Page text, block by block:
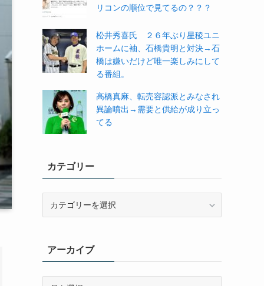
リコンの順位で見てるの？？？
松井秀喜氏 ２６年ぶり星稜ユニ
ホームに袖、石橋貴明と対決→石
橋は嫌いだけど唯一楽しみにして
る番組。
高橋真麻、転売容認派とみなされ
異論噴出→需要と供給が成り立っ
てる
カテゴリー
ーアーカイブ